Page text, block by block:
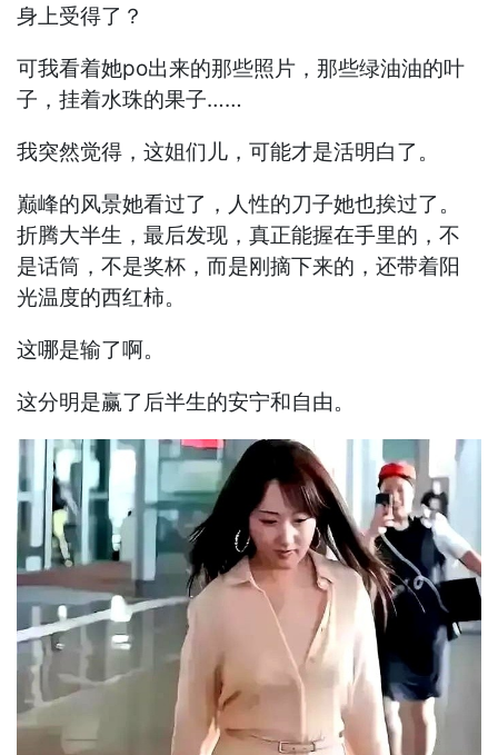
身上受得了？
可我看着她po出来的那些照片，那些绿油油的叶
子，挂着水珠的果子……
我突然觉得，这姐们儿，可能才是活明白了。
巅峰的风景她看过了，人性的刀子她也挨过了。
折腾大半生，最后发现，真正能握在手里的，不
是话筒，不是奖杯，而是刚摘下来的，还带着阳
光温度的西红柿。
这哪是输了啊。
这分明是赢了后半生的安宁和自由。